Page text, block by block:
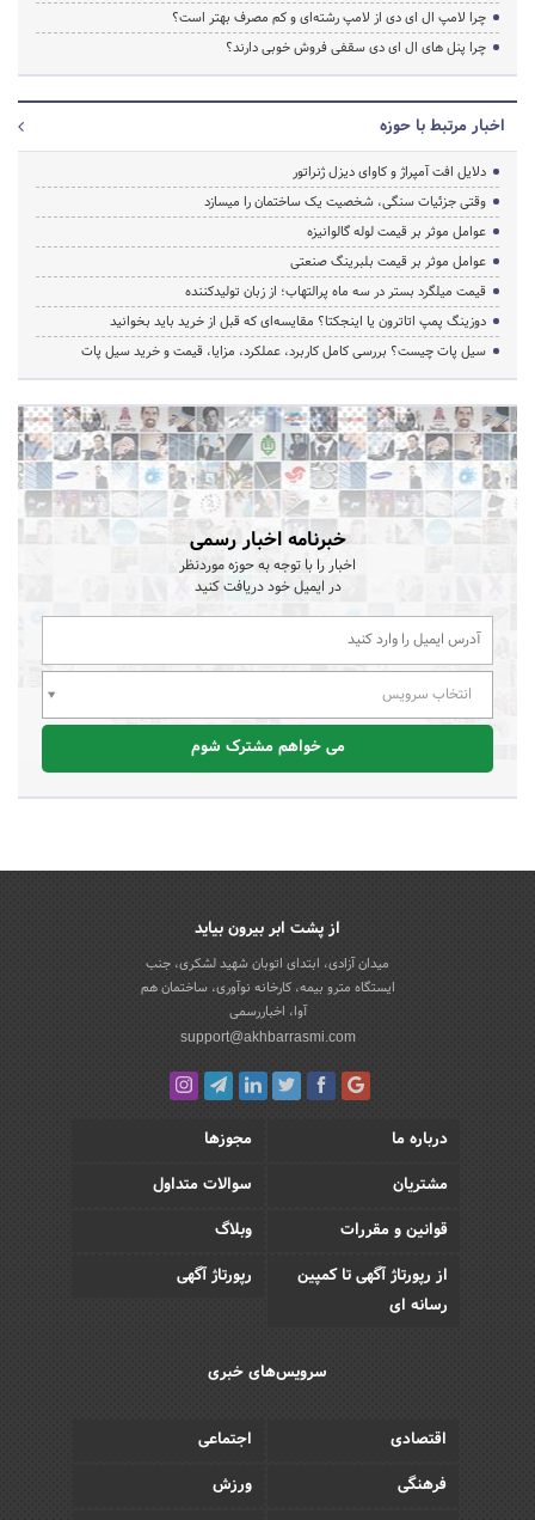
چرا لامپ ال ای دی از لامپ رشته‌ای و کم مصرف بهتر است؟
چرا پنل های ال ای دی سقفی فروش خوبی دارند؟
اخبار مرتبط با حوزه
دلایل افت آمپراژ و کاوای دیزل ژنراتور
وقتی جزئیات سنگی، شخصیت یک ساختمان را میسازد
عوامل موثر بر قیمت لوله گالوانیزه
عوامل موثر بر قیمت بلبرینگ صنعتی
قیمت میلگرد بستر در سه ماه پرالتهاب؛ از زبان تولیدکننده
دوزینگ پمپ اتاترون یا اینجکتا؟ مقایسه‌ای که قبل از خرید باید بخوانید
سیل پات چیست؟ بررسی کامل کاربرد، عملکرد، مزایا، قیمت و خرید سیل پات
خبرنامه اخبار رسمی
اخبار را با توجه به حوزه موردنظر
در ایمیل خود دریافت کنید
انتخاب سرویس
می خواهم مشترک شوم
از پشت ابر بیرون بیاید
میدان آزادی، ابتدای اتوبان شهید لشکری، جنب
ایستگاه مترو بیمه، کارخانه نوآوری، ساختمان هم
آوا، اخباررسمی
support@akhbarrasmi.com
درباره ما
مجوزها
مشتریان
سوالات متداول
قوانین و مقررات
وبلاگ
از رپورتاژ آگهی تا کمپین
رسانه ای
رپورتاژ آگهی
سرویس‌های خبری
اقتصادی
اجتماعی
فرهنگی
ورزش